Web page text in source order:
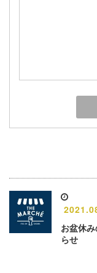
お盆休
らせ